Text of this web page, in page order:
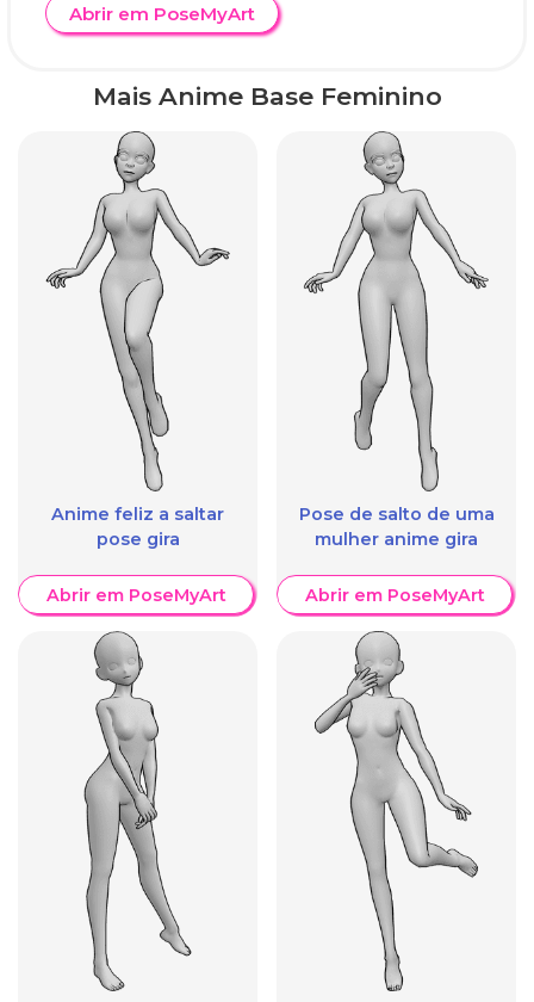
Abrir em PoseMyArt
Mais Anime Base Feminino
Anime feliz a saltar
pose gira
Abrir em PoseMyArt
Pose de salto de uma
mulher anime gira
Abrir em PoseMyArt